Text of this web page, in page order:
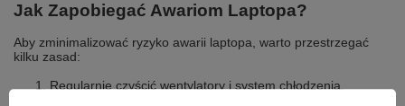
Jak Zapobiegać Awariom Laptopa?
Aby zminimalizować ryzyko awarii laptopa, warto przestrzegać
kilku zasad:
Regularnie czyścić wentylatory i system chłodzenia.